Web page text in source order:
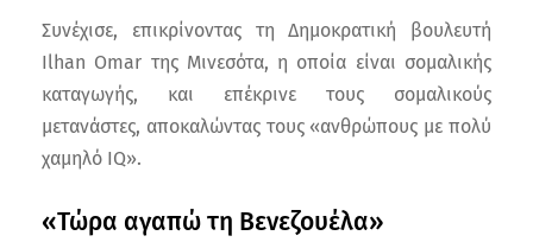
Συνέχισε, επικρίνοντας τη Δημοκρατική βουλευτή
Ilhan Omar της Μινεσότα, η οποία είναι σομαλικής
καταγωγής, και επέκρινε τους σομαλικούς
μετανάστες, αποκαλώντας τους «ανθρώπους με πολύ
χαμηλό IQ».
«Τώρα αγαπώ τη Βενεζουέλα»